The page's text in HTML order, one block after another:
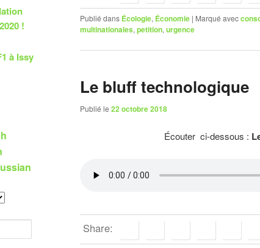
Publié dans Écologie, Économie | Marqué avec
multinationales, petition, urgence
Le bluff technologique
Publié le 22 octobre 2018
Écouter ci-dessous :
Share:
!
à Issy